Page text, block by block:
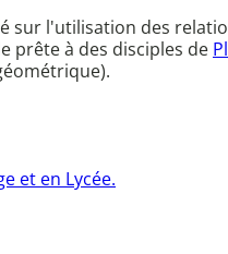
sur l'utilisation des
prête à des disciples de
et en Lycée.